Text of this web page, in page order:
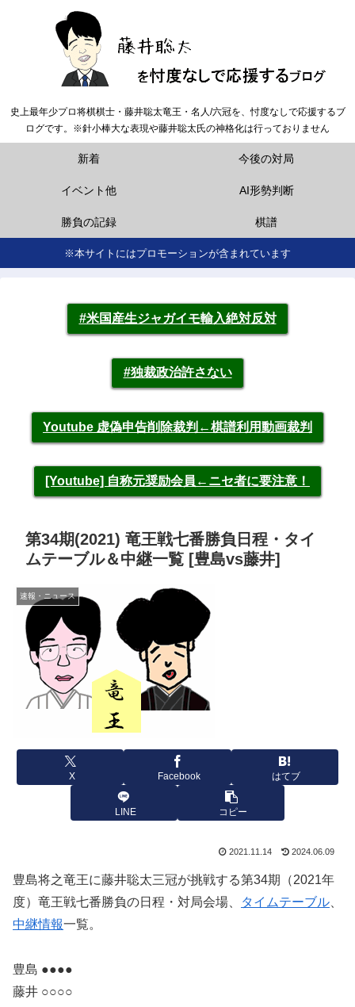
史上最年少プロ将棋棋士・藤井聡太竜王・名人/六冠を、忖度なしで応援するブ
ログです。※針小棒大な表現や藤井聡太氏の神格化は行っておりません
新着 今後の対局
イベント他 AI形勢判断
勝負の記録 棋譜
※本サイトにはプロモーションが含まれています
#米国産生ジャガイモ輸入絶対反対
#独裁政治許さない
Youtube 虚偽申告削除裁判←棋譜利用動画裁判
[Youtube] 自称元奨励会員←ニセ者に要注意！
第34期(2021) 竜王戦七番勝負日程・タイ
ムテーブル＆中継一覧 [豊島vs藤井]
速報・ニュース
X Facebook はてブ
LINE コピー
2021.11.14 2024.06.09
豊島将之竜王に藤井聡太三冠が挑戦する第34期（2021年
度）竜王戦七番勝負の日程・対局会場、
タイムテーブル
中継情報一覧。
豊島 ●●●●
藤井 ○○○○